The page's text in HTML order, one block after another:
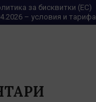
за бисквитки (ЕС)
– условия и тарифа